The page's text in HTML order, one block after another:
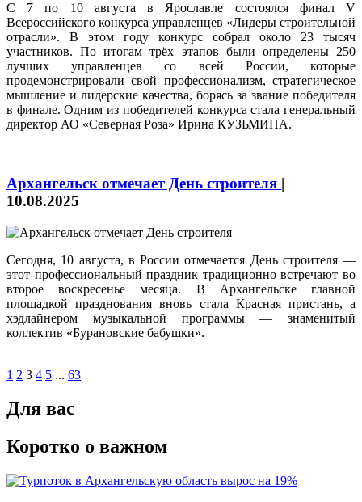
С 7 по 10 августа в Ярославле состоялся финал V
Всероссийского конкурса управленцев «Лидеры строительной
отрасли». В этом году конкурс собрал около 23 тысяч
участников. По итогам трёх этапов были определены 250
лучших управленцев со всей России, которые
продемонстрировали свой профессионализм, стратегическое
мышление и лидерские качества, борясь за звание победителя
в финале. Одним из победителей конкурса стала генеральный
директор АО «Северная Роза» Ирина КУЗЬМИНА.
Архангельск отмечает День строителя |
10.08.2025
Сегодня, 10 августа, в России отмечается День строителя —
этот профессиональный праздник традиционно встречают во
второе воскресенье месяца. В Архангельске главной
площадкой празднования вновь стала Красная пристань, а
хэдлайнером музыкальной программы — знаменитый
коллектив «Бурановские бабушки».
1 2 3 4 5 ... 63
Для вас
Коротко о важном